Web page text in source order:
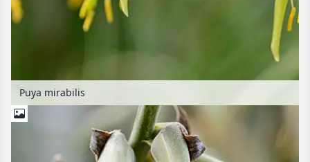
Puya mirabilis